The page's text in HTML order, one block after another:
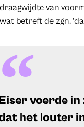
draagwijdte van
wat betreft de zgn.
voerde in
het louter